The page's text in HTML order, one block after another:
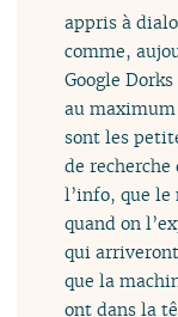
appris à
comme,
Google
au maximum
sont les
de
l’info, que
quand on
qui
que la
ont dans la